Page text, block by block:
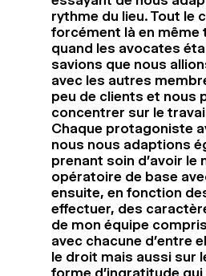
rythme du lieu. Tout le
forcément là en même
quand les avocates
savions que nous
avec les autres
peu de clients et nous
concentrer sur le
Chaque protagoniste
nous nous adaptions
prenant soin d’avoir le
opératoire de base
ensuite, en fonction
effectuer, des
de mon équipe
avec chacune d’entre
le droit mais aussi sur
forme d’ingratitude qui